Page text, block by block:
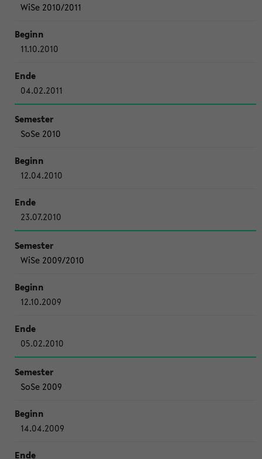
WiSe 2010/2011
11.10.2010
04.02.2011
SoSe 2010
12.04.2010
23.07.2010
WiSe 2009/2010
12.10.2009
05.02.2010
SoSe 2009
14.04.2009